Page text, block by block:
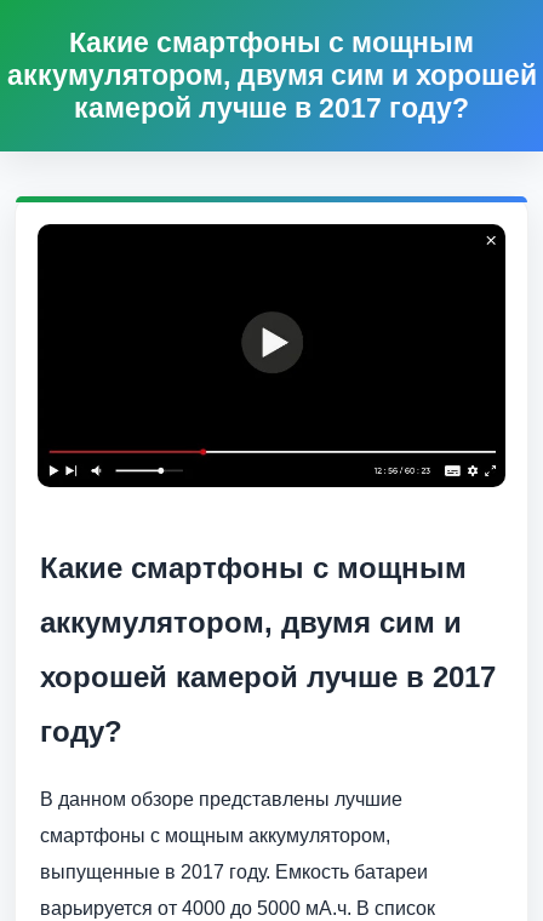
Какие смартфоны с мощным
аккумулятором, двумя сим и хорошей
камерой лучше в 2017 году?
Какие смартфоны с мощным
аккумулятором, двумя сим и
хорошей камерой лучше в 2017
году?
В данном обзоре представлены лучшие
смартфоны с мощным аккумулятором,
выпущенные в 2017 году. Емкость батареи
варьируется от 4000 до 5000 мА.ч. В список